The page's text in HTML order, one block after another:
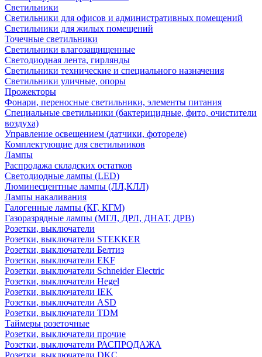
Светильники
Светильники для офисов и административных помещений
Светильники для жилых помещений
Точечные светильники
Светильники влагозащищенные
Светодиодная лента, гирлянды
Светильники технические и специального назначения
Светильники уличные, опоры
Прожекторы
Фонари, переносные светильники, элементы питания
Специальные светильники (бактерицидные, фито, очистители
воздуха)
Управление освещением (датчики, фотореле)
Комплектующие для светильников
Лампы
Распродажа складских остатков
Светодиодные лампы (LED)
Люминесцентные лампы (ЛЛ,КЛЛ)
Лампы накаливания
Галогенные лампы (КГ, КГМ)
Газоразрядные лампы (МГЛ, ДРЛ, ДНАТ, ДРВ)
Розетки, выключатели
Розетки, выключатели STEKKER
Розетки, выключатели Белтиз
Розетки, выключатели EKF
Розетки, выключатели Schneider Electric
Розетки, выключатели Hegel
Розетки, выключатели IEK
Розетки, выключатели ASD
Розетки, выключатели TDM
Таймеры розеточные
Розетки, выключатели прочие
Розетки, выключатели РАСПРОДАЖА
Розетки, выключатели DKC